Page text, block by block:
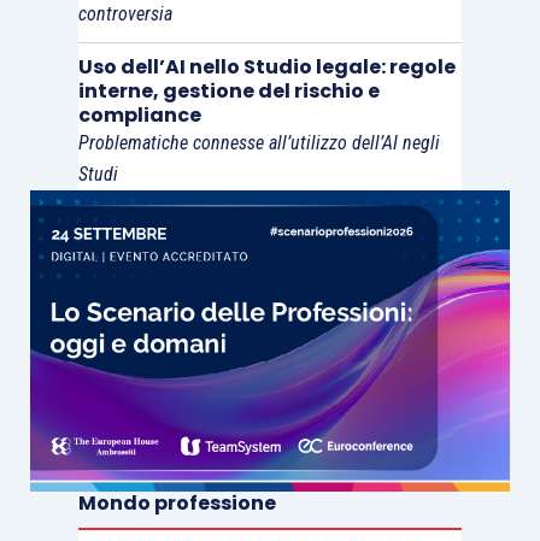
controversia
Uso dell’AI nello Studio legale: regole
interne, gestione del rischio e
compliance
Problematiche connesse all’utilizzo dell’AI negli
Studi
Mondo professione